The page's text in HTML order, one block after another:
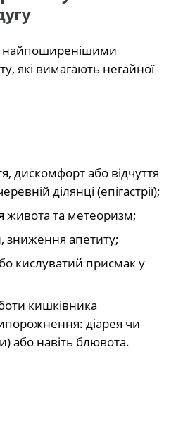
найпоширенішими
які вимагають негайної
дискомфорт або відчуття
ділянці (епігастрії);
живота та метеоризм;
зниження апетиту;
кислуватий присмак у
кишківника
діарея чи
або навіть блювота.